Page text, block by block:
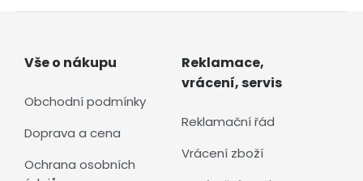
Vše o nákupu
Obchodní podmínky
Doprava a cena
Ochrana osobních
Reklamace,
vrácení, servis
Reklamační řád
Vrácení zboží